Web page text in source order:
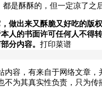
都是酥酥的，但一定凉了之
做出来又酥脆又好吃的版
人的书面许可任何人不得
分内容。 打印菜谱
内容，有来自于网络文章，
不为其真实性负责，只为传